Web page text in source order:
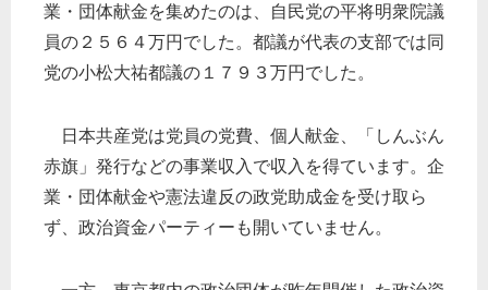
業・団体献金を集めたのは、自民党の平将明衆院議
員の２５６４万円でした。都議が代表の支部では同
党の小松大祐都議の１７９３万円でした。
日本共産党は党員の党費、個人献金、「しんぶん
赤旗」発行などの事業収入で収入を得ています。企
業・団体献金や憲法違反の政党助成金を受け取ら
ず、政治資金パーティーも開いていません。